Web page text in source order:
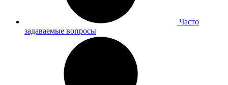
Часто
задаваемые вопросы